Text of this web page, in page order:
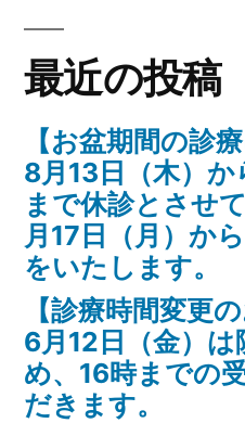
最近の投稿
【お盆期間の診
8月13日（木）か
まで休診とさせ
月17日（月）か
をいたします。
【診療時間変更
6月12日（金）は
め、16時までの
だきます。